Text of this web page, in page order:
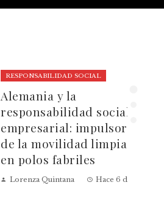
RESPONSABILIDAD SOCIAL
Alemania y la
responsabilidad social
empresarial: impulsores
de la movilidad limpia
en polos fabriles
Lorenza Quintana Hace 6 días